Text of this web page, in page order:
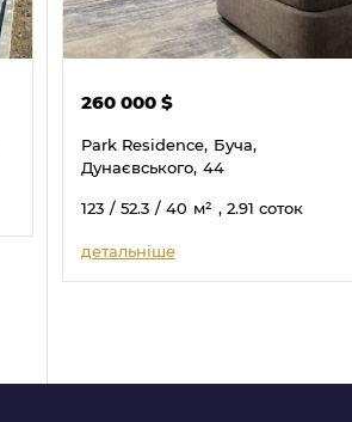
260 000 $
Park Residence, Буча,
Дунаєвського, 44
123 / 52.3 / 40 м² , 2.91 соток
детальніше